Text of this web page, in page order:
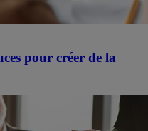
pour créer de la